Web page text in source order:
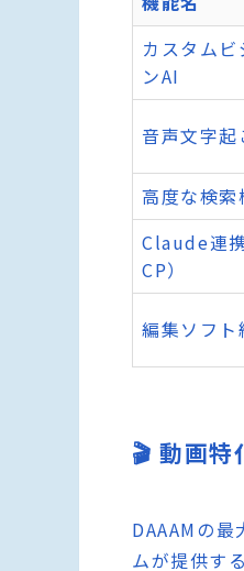
カスタムビ
ンAI
音声文字起
高度な検索
Claude連
CP）
編集ソフト
🎬 動画
DAAAMの
ムが提供す